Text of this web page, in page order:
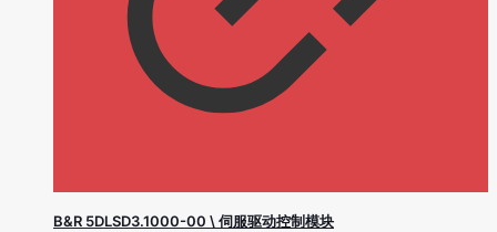
B&R 5DLSD3.1000-00 \ 伺服驱动控制模块